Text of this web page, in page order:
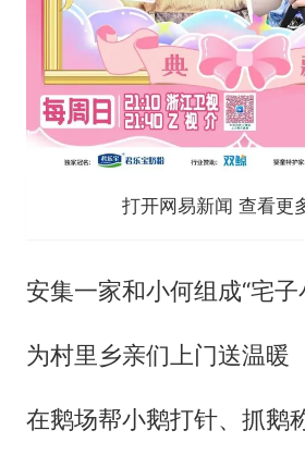
打开网易新闻 查看更
安集一家和小何组成“宅子
为村里乡亲们上门送温暖
在鹅场帮小鹅打针、抓鹅